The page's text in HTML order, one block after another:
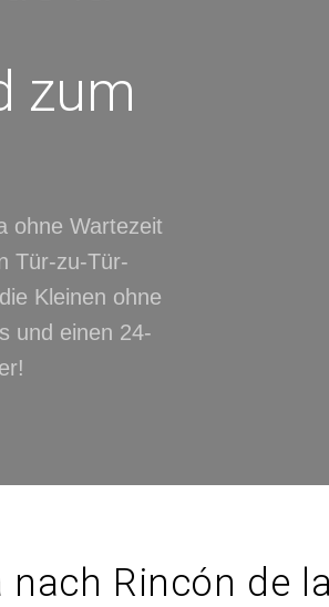
zum
ohne Wartezeit
Tür-zu-Tür-
Kleinen ohne
und einen 24-
Rincón de la